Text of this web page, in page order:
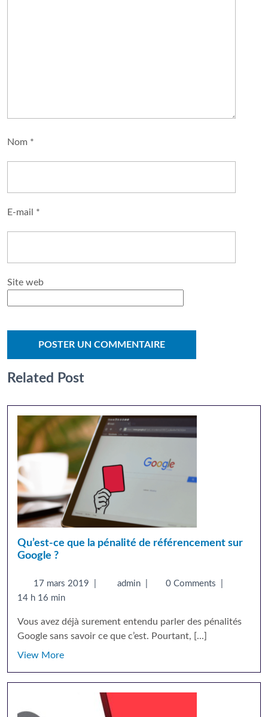
Nom *
E-mail *
Site web
Related Post
Qu’est-ce que la pénalité de référencement sur
Google ?
17 mars 2019 admin 0 Comments
14 h 16 min
Vous avez déjà surement entendu parler des pénalités
Google sans savoir ce que c’est. Pourtant, [...]
View More